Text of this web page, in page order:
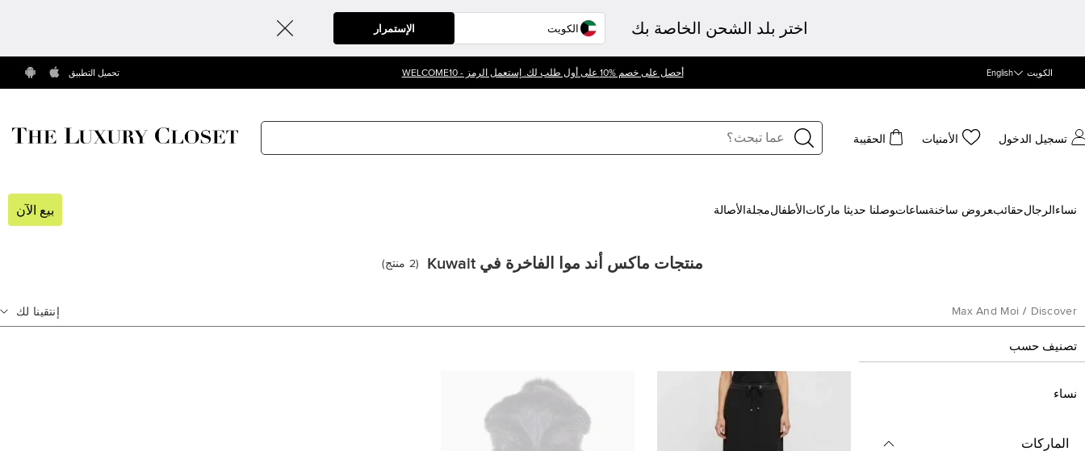
اختر بلد الشحن الخاصة بك الإستمرار
الكويت English أحصل على خصم %10 على أول طلب لك. إستعمل الرمز - WELCOME10 تحميل التطبيق
تسجيل الدخول الأمنيات الحقيبة
نساء الرجالحقائب‍عروض ساخنة‍ساعات‍وصلنا حديثا ‍ ماركات الأطفالمجلة الأصالة بيع الآن
منتجات ماكس أند موا الفاخرة في Kuwait (
2 منتج)
Discover
/
Max And Moi إنتقينا لك
تصنيف حسب
نساء
الماركات